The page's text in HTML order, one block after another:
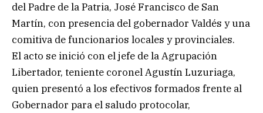
del Padre de la Patria, José Francisco de San
Martín, con presencia del gobernador Valdés y una
comitiva de funcionarios locales y provinciales.
El acto se inició con el jefe de la Agrupación
Libertador, teniente coronel Agustín Luzuriaga,
quien presentó a los efectivos formados frente al
Gobernador para el saludo protocolar,